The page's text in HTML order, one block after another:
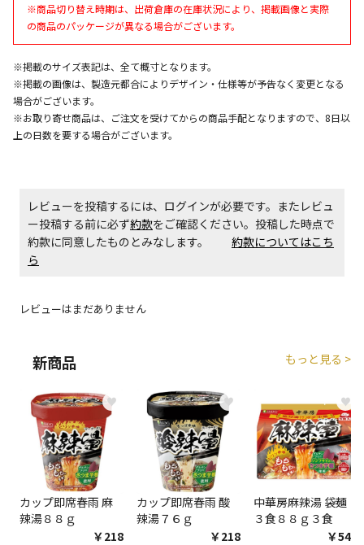
お見積商品です。金額・施工日はお打ち合わせの上、
決定となります。
エアコンの取付工事が必要な商品です。別途費用が発
生する場合がございます。
※商品切り替え時期は、出荷倉庫の在庫状況により、掲載画像と実際
の商品のパッケージが異なる場合がございます。
※掲載のサイズ表記は、全て概寸となります。
※掲載の画像は、製造元都合によりデザイン・仕様等が予告なく変更となる
場合がございます。
※お取り寄せ商品は、ご注文を受けてからの商品手配となりますので、8日以
上の日数を要する場合がございます。
レビューを投稿するには、ログインが必要です。またレビュ
ー投稿する前に必ず約款をご確認ください。投稿した時点で
約款に同意したものとみなします。 約款についてはこち
ら
レビューはまだありません
新商品 もっと見る >
♥
カップ即席春雨 麻
辣湯８８ｇ
￥218
♥
カップ即席春雨 酸
辣湯７６ｇ
￥218
♥
中華房麻辣湯 袋麺
３食８８ｇ３食
￥548